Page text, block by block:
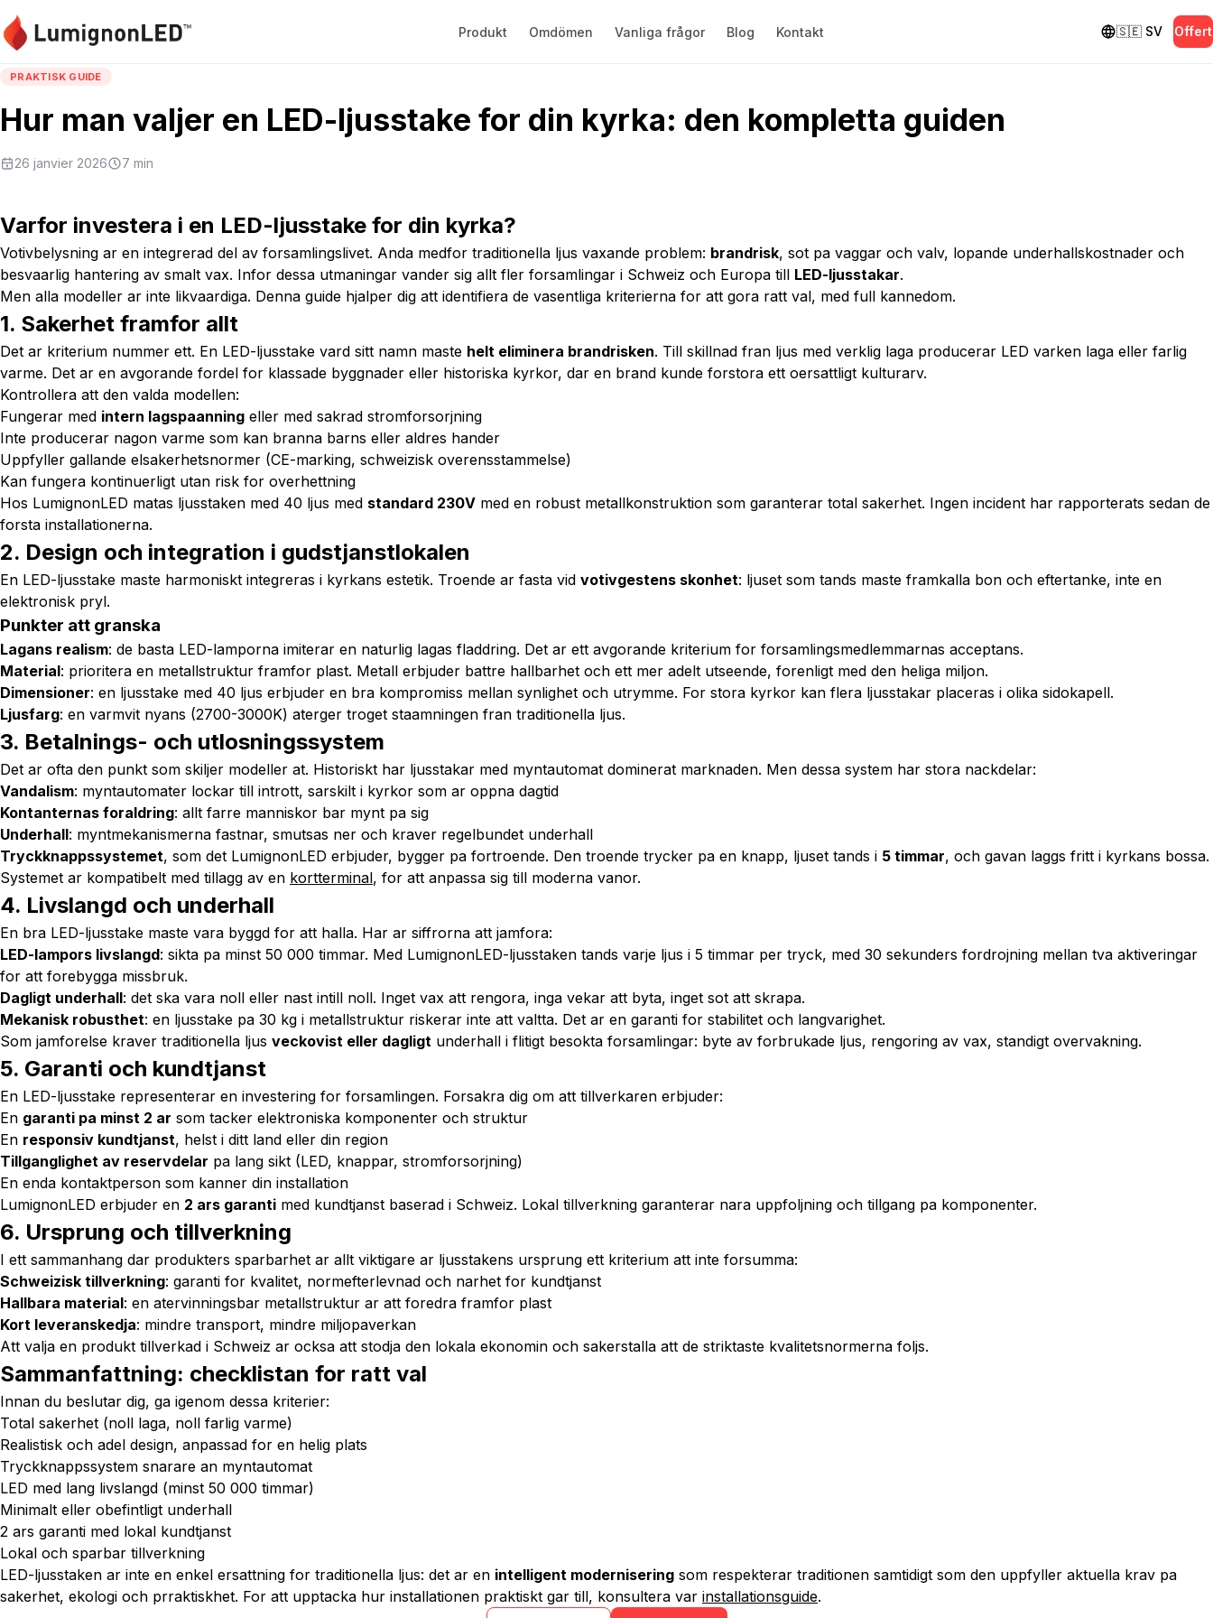
Produkt Omdömen Vanliga frågor Blog Kontakt 🇸🇪 SV Offert
PRAKTISK GUIDE
Hur man valjer en LED-ljusstake for din kyrka: den kompletta guiden
26 janvier 2026 7 min
Varfor investera i en LED-ljusstake for din kyrka?
Votivbelysning ar en integrerad del av forsamlingslivet. Anda medfor traditionella ljus vaxande problem: brandrisk, sot pa vaggar och valv, lopande underhallskostnader och
besvaarlig hantering av smalt vax. Infor dessa utmaningar vander sig allt fler forsamlingar i Schweiz och Europa till LED-ljusstakar.
Men alla modeller ar inte likvaardiga. Denna guide hjalper dig att identifiera de vasentliga kriterierna for att gora ratt val, med full kannedom.
1. Sakerhet framfor allt
Det ar kriterium nummer ett. En LED-ljusstake vard sitt namn maste helt eliminera brandrisken. Till skillnad fran ljus med verklig laga producerar LED varken laga eller farlig
varme. Det ar en avgorande fordel for klassade byggnader eller historiska kyrkor, dar en brand kunde forstora ett oersattligt kulturarv.
Kontrollera att den valda modellen:
Fungerar med intern lagspaanning eller med sakrad stromforsorjning
Inte producerar nagon varme som kan branna barns eller aldres hander
Uppfyller gallande elsakerhetsnormer (CE-marking, schweizisk overensstammelse)
Kan fungera kontinuerligt utan risk for overhettning
Hos LumignonLED matas ljusstaken med 40 ljus med standard 230V med en robust metallkonstruktion som garanterar total sakerhet. Ingen incident har rapporterats sedan de
forsta installationerna.
2. Design och integration i gudstjanstlokalen
En LED-ljusstake maste harmoniskt integreras i kyrkans estetik. Troende ar fasta vid votivgestens skonhet: ljuset som tands maste framkalla bon och eftertanke, inte en
elektronisk pryl.
Punkter att granska
Lagans realism: de basta LED-lamporna imiterar en naturlig lagas fladdring. Det ar ett avgorande kriterium for forsamlingsmedlemmarnas acceptans.
Material: prioritera en metallstruktur framfor plast. Metall erbjuder battre hallbarhet och ett mer adelt utseende, forenligt med den heliga miljon.
Dimensioner: en ljusstake med 40 ljus erbjuder en bra kompromiss mellan synlighet och utrymme. For stora kyrkor kan flera ljusstakar placeras i olika sidokapell.
Ljusfarg: en varmvit nyans (2700-3000K) aterger troget staamningen fran traditionella ljus.
3. Betalnings- och utlosningssystem
Det ar ofta den punkt som skiljer modeller at. Historiskt har ljusstakar med myntautomat dominerat marknaden. Men dessa system har stora nackdelar:
Vandalism: myntautomater lockar till intrott, sarskilt i kyrkor som ar oppna dagtid
Kontanternas foraldring: allt farre manniskor bar mynt pa sig
Underhall: myntmekanismerna fastnar, smutsas ner och kraver regelbundet underhall
Tryckknappssystemet, som det LumignonLED erbjuder, bygger pa fortroende. Den troende trycker pa en knapp, ljuset tands i 5 timmar, och gavan laggs fritt i kyrkans bossa.
Systemet ar kompatibelt med tillagg av en kortterminal, for att anpassa sig till moderna vanor.
4. Livslangd och underhall
En bra LED-ljusstake maste vara byggd for att halla. Har ar siffrorna att jamfora:
LED-lampors livslangd: sikta pa minst 50 000 timmar. Med LumignonLED-ljusstaken tands varje ljus i 5 timmar per tryck, med 30 sekunders fordrojning mellan tva aktiveringar
for att forebygga missbruk.
Dagligt underhall: det ska vara noll eller nast intill noll. Inget vax att rengora, inga vekar att byta, inget sot att skrapa.
Mekanisk robusthet: en ljusstake pa 30 kg i metallstruktur riskerar inte att valtta. Det ar en garanti for stabilitet och langvarighet.
Som jamforelse kraver traditionella ljus veckovist eller dagligt underhall i flitigt besokta forsamlingar: byte av forbrukade ljus, rengoring av vax, standigt overvakning.
5. Garanti och kundtjanst
En LED-ljusstake representerar en investering for forsamlingen. Forsakra dig om att tillverkaren erbjuder:
En garanti pa minst 2 ar som tacker elektroniska komponenter och struktur
En responsiv kundtjanst, helst i ditt land eller din region
Tillganglighet av reservdelar pa lang sikt (LED, knappar, stromforsorjning)
En enda kontaktperson som kanner din installation
LumignonLED erbjuder en 2 ars garanti med kundtjanst baserad i Schweiz. Lokal tillverkning garanterar nara uppfoljning och tillgang pa komponenter.
6. Ursprung och tillverkning
I ett sammanhang dar produkters sparbarhet ar allt viktigare ar ljusstakens ursprung ett kriterium att inte forsumma:
Schweizisk tillverkning: garanti for kvalitet, normefterlevnad och narhet for kundtjanst
Hallbara material: en atervinningsbar metallstruktur ar att foredra framfor plast
Kort leveranskedja: mindre transport, mindre miljopaverkan
Att valja en produkt tillverkad i Schweiz ar ocksa att stodja den lokala ekonomin och sakerstalla att de striktaste kvalitetsnormerna foljs.
Sammanfattning: checklistan for ratt val
Innan du beslutar dig, ga igenom dessa kriterier:
Total sakerhet (noll laga, noll farlig varme)
Realistisk och adel design, anpassad for en helig plats
Tryckknappssystem snarare an myntautomat
LED med lang livslangd (minst 50 000 timmar)
Minimalt eller obefintligt underhall
2 ars garanti med lokal kundtjanst
Lokal och sparbar tillverkning
LED-ljusstaken ar inte en enkel ersattning for traditionella ljus: det ar en intelligent modernisering som respekterar traditionen samtidigt som den uppfyller aktuella krav pa
sakerhet, ekologi och prraktiskhet. For att upptacka hur installationen praktiskt gar till, konsultera var installationsguide.